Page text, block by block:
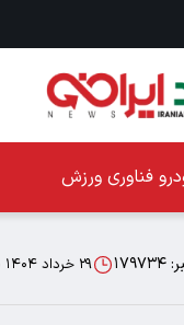
فناوری ورزش
۱۷۹۷۳۴ ۲۹ خرداد ۱۴۰۴ ۱۳:۵۰